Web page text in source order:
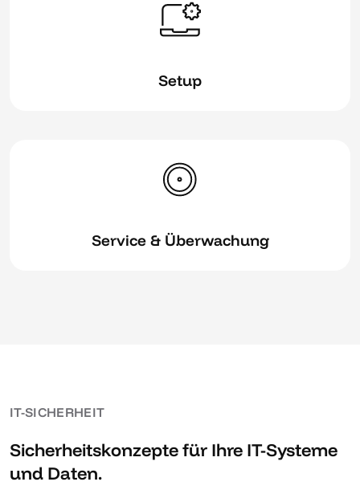
Setup
Service & Überwachung
IT-SICHERHEIT
Sicherheitskonzepte für Ihre IT-Systeme
und Daten.